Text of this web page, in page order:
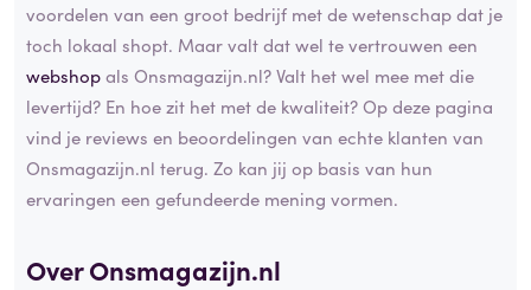
voordelen van een groot bedrijf met de wetenschap dat je
toch lokaal shopt. Maar valt dat wel te vertrouwen een
webshopals Onsmagazijn.nl? Valt het wel mee met die
levertijd? En hoe zit het met de kwaliteit? Op deze pagina
vind je reviews en beoordelingen van echte klanten van
Onsmagazijn.nl terug. Zo kan jij op basis van hun
ervaringen een gefundeerde mening vormen.
Over Onsmagazijn.nl